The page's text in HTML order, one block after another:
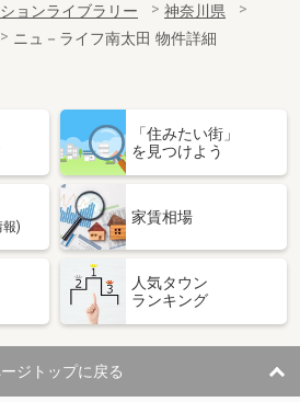
ョンライブラリー
神奈川県
ニュ－ライフ南太田 物件詳細
「住みたい街」
を見つけよう
報)
家賃相場
人気タウン
ランキング
ジトップに戻る